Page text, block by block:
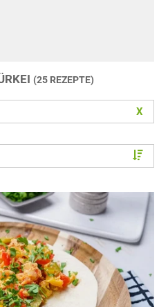
(25 REZEPTE)
X